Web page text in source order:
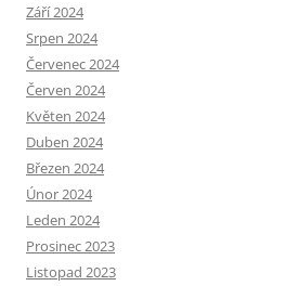
Září 2024
Srpen 2024
Červenec 2024
Červen 2024
Květen 2024
Duben 2024
Březen 2024
Únor 2024
Leden 2024
Prosinec 2023
Listopad 2023